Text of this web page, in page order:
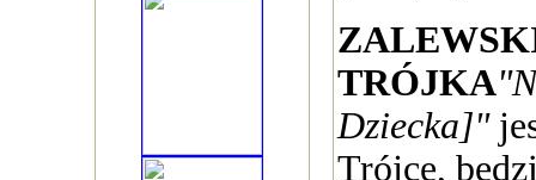
TRÓJKA
Dziecka]"
Trójce,